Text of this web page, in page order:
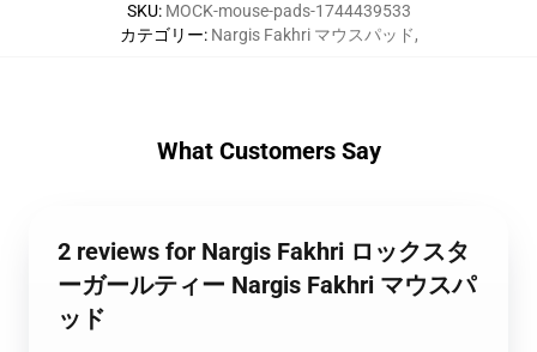
SKU: MOCK-mouse-pads-1744439533
カテゴリー: Nargis Fakhri マウスパッド,
What Customers Say
2 reviews for Nargis Fakhri ロックスタ
ーガールティー Nargis Fakhri マウスパ
ッド